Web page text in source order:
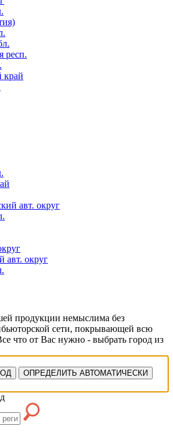
респ.
край
авт. округ
авт. округ
продукции немыслима без
сети, покрывающей всю
что от Вас нужно - выбрать город из
ОПРЕДЕЛИТЬ АВТОМАТИЧЕСКИ